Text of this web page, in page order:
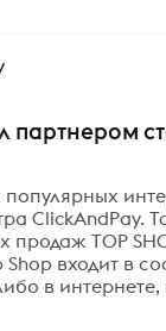
партнером
ClickAndPay.
продаж TOP
входит в
в